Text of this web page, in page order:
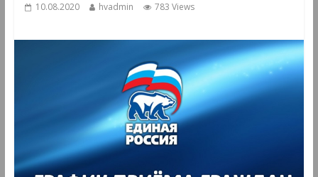
10.08.2020 hvadmin 783 Views